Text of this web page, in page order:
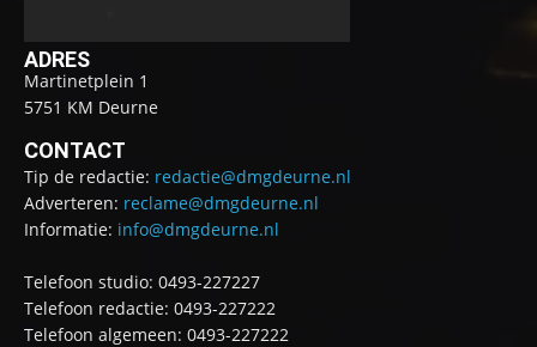
ADRES
Martinetplein 1
5751 KM Deurne
CONTACT
Tip de redactie: redactie@dmgdeurne.nl
Adverteren: reclame@dmgdeurne.nl
Informatie: info@dmgdeurne.nl
Telefoon studio: 0493-227227
Telefoon redactie: 0493-227222
Telefoon algemeen: 0493-227222